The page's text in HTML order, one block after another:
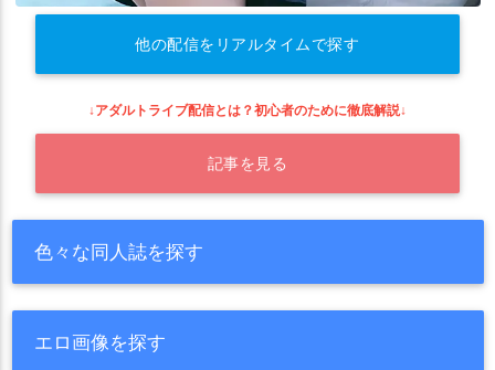
他の配信をリアルタイムで探す
↓アダルトライブ配信とは？初心者のために徹底解説↓
記事を見る
色々な同人誌を探す
エロ画像を探す